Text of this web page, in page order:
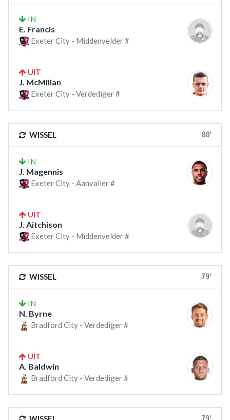
IN
E. Francis
Exeter City - Middenvelder #
UIT
J. McMillan
Exeter City - Verdediger #
WISSEL 80'
IN
J. Magennis
Exeter City - Aanvaller #
UIT
J. Aitchison
Exeter City - Middenvelder #
WISSEL 79'
IN
N. Byrne
Bradford City - Verdediger #
UIT
A. Baldwin
Bradford City - Verdediger #